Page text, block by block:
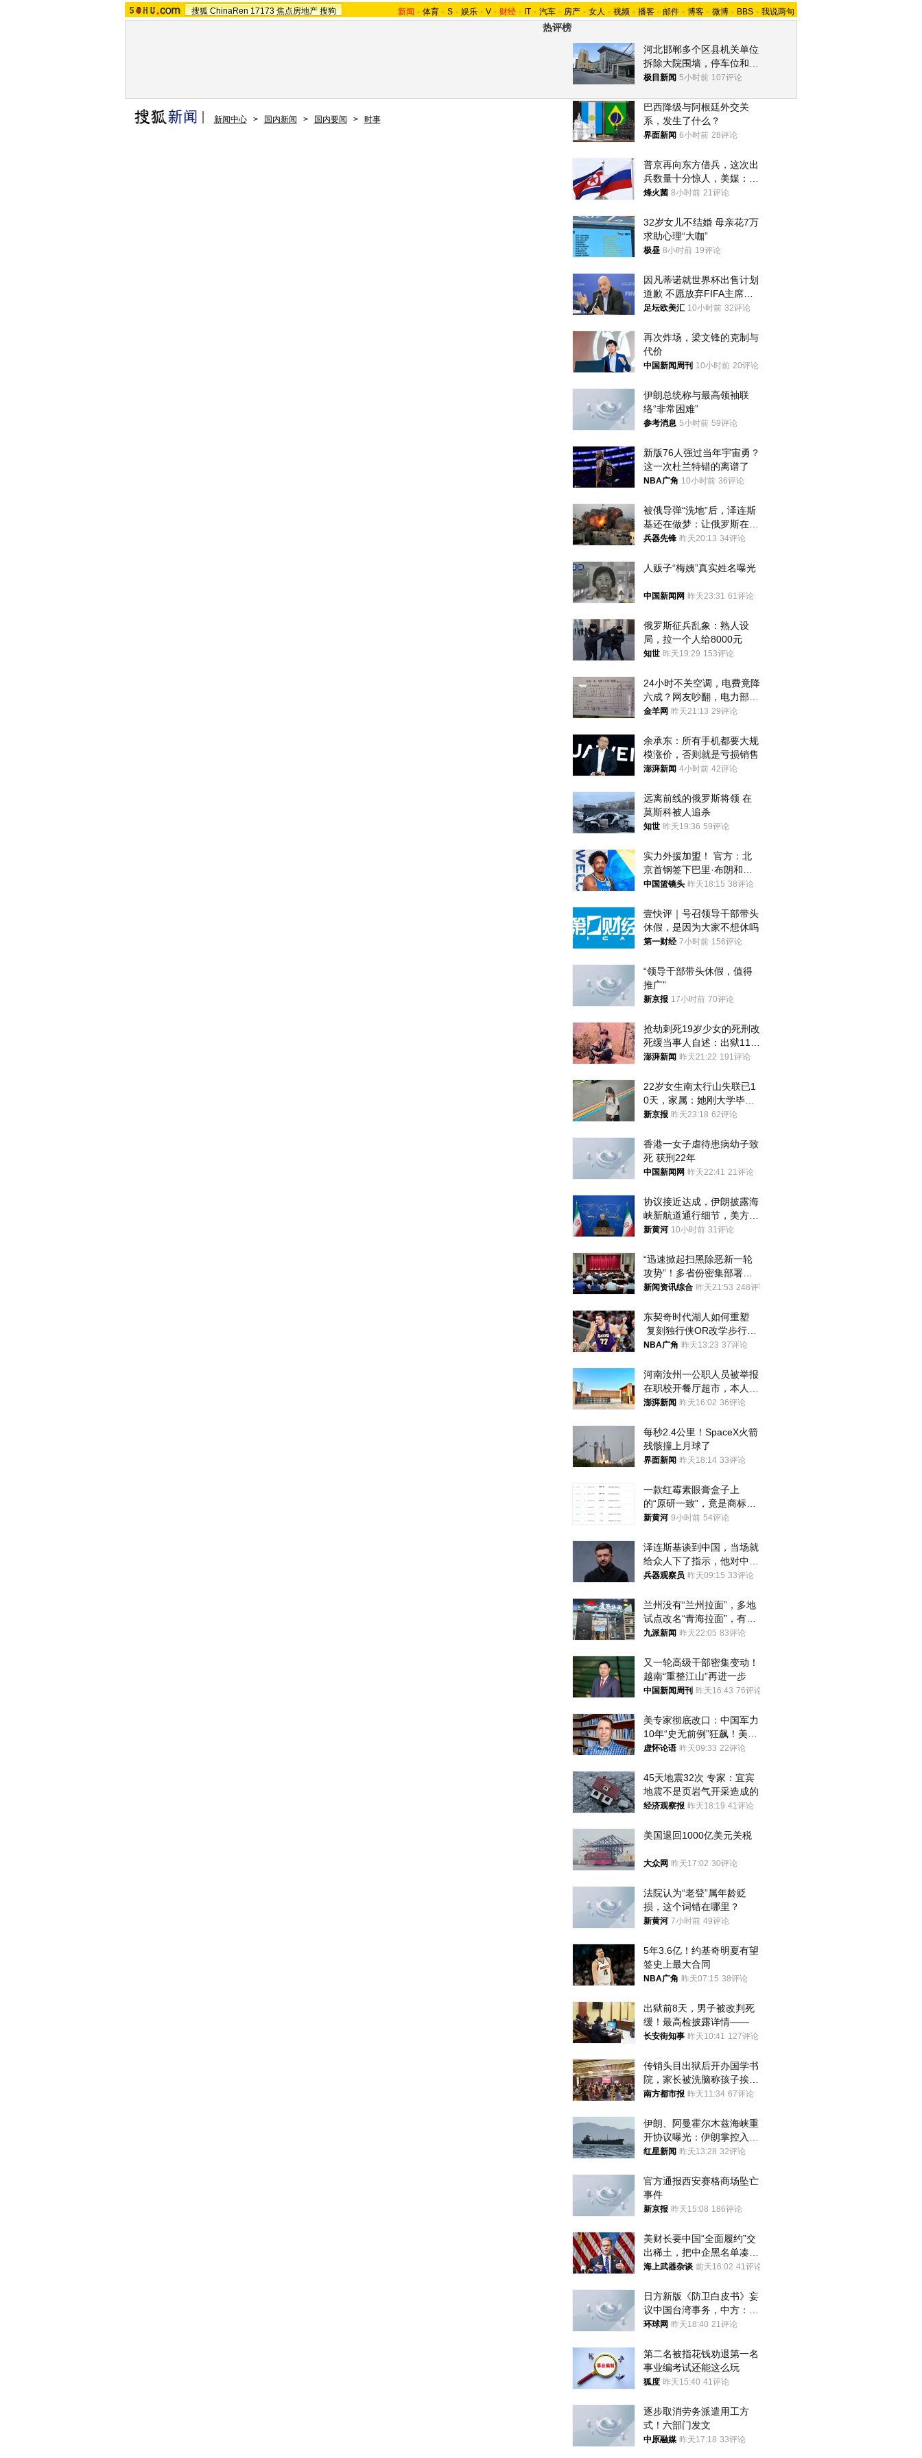
搜狐 ChinaRen 17173 焦点房地产 搜狗 新闻 - 体育 - S - 娱乐 - V - 财经 - IT - 汽车 - 房产 - 女人 - 视频 - 播客 - 邮件 - 博客 - 微博 - BBS - 我说两句
热评榜
河北邯郸多个区县机关单位
拆除大院围墙，停车位和厕
所免费开放，当地多部门回
极目新闻 5小时前 107评论
巴西降级与阿根廷外交关
系，发生了什么？
界面新闻 6小时前 28评论
普京再向东方借兵，这次出
兵数量十分惊人，美媒：俄
朝要动真格？
烽火菌 8小时前 21评论
32岁女儿不结婚 母亲花7万
求助心理“大咖”
极昼 8小时前 19评论
因凡蒂诺就世界杯出售计划
道歉 不愿放弃FIFA主席职
位
足坛欧美汇 10小时前 32评论
再次炸场，梁文锋的克制与
代价
中国新闻周刊 10小时前 20评论
伊朗总统称与最高领袖联
络“非常困难”
参考消息 5小时前 59评论
新版76人强过当年宇宙勇？
这一次杜兰特错的离谱了
NBA广角 10小时前 36评论
被俄导弹“洗地”后，泽连斯
基还在做梦：让俄罗斯在冬
季前求和？
兵器先锋 昨天20:13 34评论
人贩子“梅姨”真实姓名曝光
中国新闻网 昨天23:31 61评论
俄罗斯征兵乱象：熟人设
局，拉一个人给8000元
知世 昨天19:29 153评论
24小时不关空调，电费竟降
六成？网友吵翻，电力部门
回应→
金羊网 昨天21:13 29评论
余承东：所有手机都要大规
模涨价，否则就是亏损销售
澎湃新闻 4小时前 42评论
远离前线的俄罗斯将领 在
莫斯科被人追杀
知世 昨天19:36 59评论
实力外援加盟！ 官方：北
京首钢签下巴里·布朗和桑
普森
中国篮镜头 昨天18:15 38评论
壹快评｜号召领导干部带头
休假，是因为大家不想休吗
第一财经 7小时前 156评论
“领导干部带头休假，值得
推广”
新京报 17小时前 70评论
抢劫刺死19岁少女的死刑改
死缓当事人自述：出狱11年
间始终刻意躲避被害人家属
澎湃新闻 昨天21:22 191评论
22岁女生南太行山失联已1
0天，家属：她刚大学毕业
想到山里旅行
新京报 昨天23:18 62评论
香港一女子虐待患病幼子致
死 获刑22年
中国新闻网 昨天22:41 21评论
协议接近达成，伊朗披露海
峡新航道通行细节，美方再
提“倒计时”
新黄河 10小时前 31评论
“迅速掀起扫黑除恶新一轮
攻势”！多省份密集部署，
公布举报方式
新闻资讯综合 昨天21:53 248评论
东契奇时代湖人如何重塑
复刻独行侠OR改学步行
者？
NBA广角 昨天13:23 37评论
河南汝州一公职人员被举报
在职校开餐厅超市，本人回
应称“是给别人帮忙”
澎湃新闻 昨天16:02 36评论
每秒2.4公里！SpaceX火箭
残骸撞上月球了
界面新闻 昨天18:14 33评论
一款红霉素眼膏盒子上
的“原研一致”，竟是商标！
律师：极易误导消费者；网
新黄河 9小时前 54评论
泽连斯基谈到中国，当场就
给众人下了指示，他对中国
和中乌关系，显然又有了新
兵器观察员 昨天09:15 33评论
兰州没有“兰州拉面”，多地
试点改名“青海拉面”，有商
家改名已两年
九派新闻 昨天22:05 83评论
又一轮高级干部密集变动！
越南“重整江山”再进一步
中国新闻周刊 昨天16:43 76评论
美专家彻底改口：中国军力
10年“史无前例”狂飙！美军
真慌了
虚怀论语 昨天09:33 22评论
45天地震32次 专家：宜宾
地震不是页岩气开采造成的
经济观察报 昨天18:19 41评论
美国退回1000亿美元关税
大众网 昨天17:02 30评论
法院认为“老登”属年龄贬
损，这个词错在哪里？
新黄河 7小时前 49评论
5年3.6亿！约基奇明夏有望
签史上最大合同
NBA广角 昨天07:15 38评论
出狱前8天，男子被改判死
缓！最高检披露详情——
长安街知事 昨天10:41 127评论
传销头目出狱后开办国学书
院，家长被洗脑称孩子挨打
才有效果
南方都市报 昨天11:34 67评论
伊朗、阿曼霍尔木兹海峡重
开协议曝光：伊朗掌控入湾
航道，与阿曼平分“服务费”
红星新闻 昨天13:28 32评论
官方通报西安赛格商场坠亡
事件
新京报 昨天15:08 186评论
美财长要中国“全面履约”交
出稀土，把中企黑名单凑到
187家，中方做最坏打算
海上武器杂谈 前天16:02 41评论
日方新版《防卫白皮书》妄
议中国台湾事务，中方：强
烈不满、坚决反对，已向日
环球网 昨天18:40 21评论
第二名被指花钱劝退第一名
事业编考试还能这么玩
狐度 昨天15:40 41评论
逐步取消劳务派遣用工方
式！六部门发文
中原融媒 昨天17:18 33评论
新闻中心 > 国内新闻 > 国内要闻 > 时事